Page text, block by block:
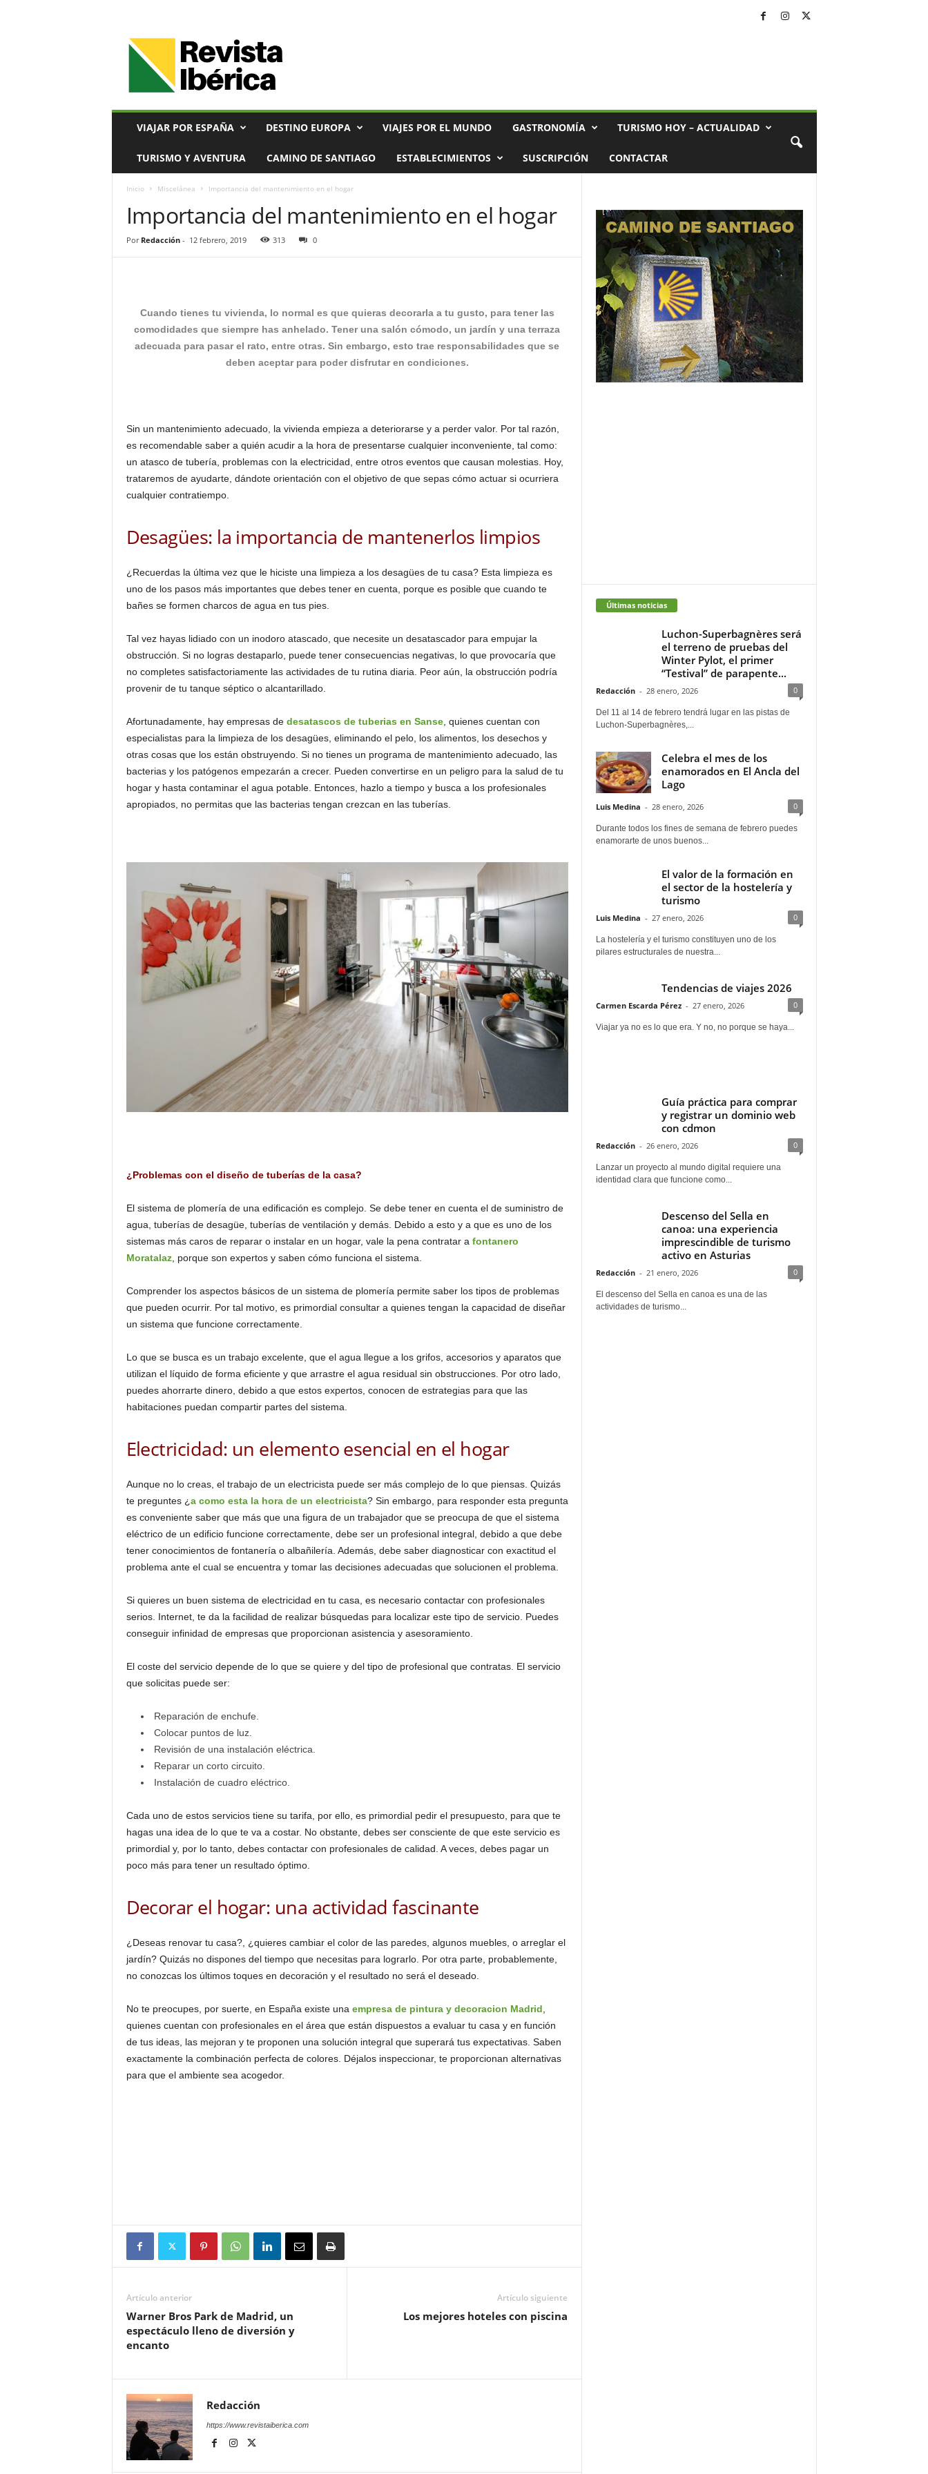
VIAJAR POR ESPAÑA DESTINO EUROPA VIAJES POR EL MUNDO GASTRONOMÍA TURISMO HOY – ACTUALIDAD
TURISMO Y AVENTURA CAMINO DE SANTIAGO ESTABLECIMIENTOS SUSCRIPCIÓN CONTACTAR
Inicio Miscelánea Importancia del mantenimiento en el hogar
Importancia del mantenimiento en el hogar
Por Redacción- 12 febrero, 2019 313 0
Cuando tienes tu vivienda, lo normal es que quieras decorarla a tu gusto, para tener las
comodidades que siempre has anhelado. Tener una salón cómodo, un jardín y una terraza
adecuada para pasar el rato, entre otras. Sin embargo, esto trae responsabilidades que se
deben aceptar para poder disfrutar en condiciones.
Sin un mantenimiento adecuado, la vivienda empieza a deteriorarse y a perder valor. Por tal razón,
es recomendable saber a quién acudir a la hora de presentarse cualquier inconveniente, tal como:
un atasco de tubería, problemas con la electricidad, entre otros eventos que causan molestias. Hoy,
trataremos de ayudarte, dándote orientación con el objetivo de que sepas cómo actuar si ocurriera
cualquier contratiempo.
Desagües: la importancia de mantenerlos limpios
¿Recuerdas la última vez que le hiciste una limpieza a los desagües de tu casa? Esta limpieza es
uno de los pasos más importantes que debes tener en cuenta, porque es posible que cuando te
bañes se formen charcos de agua en tus pies.
Tal vez hayas lidiado con un inodoro atascado, que necesite un desatascador para empujar la
obstrucción. Si no logras destaparlo, puede tener consecuencias negativas, lo que provocaría que
no completes satisfactoriamente las actividades de tu rutina diaria. Peor aún, la obstrucción podría
provenir de tu tanque séptico o alcantarillado.
Afortunadamente, hay empresas de desatascos de tuberias en Sanse, quienes cuentan con
especialistas para la limpieza de los desagües, eliminando el pelo, los alimentos, los desechos y
otras cosas que los están obstruyendo. Si no tienes un programa de mantenimiento adecuado, las
bacterias y los patógenos empezarán a crecer. Pueden convertirse en un peligro para la salud de tu
hogar y hasta contaminar el agua potable. Entonces, hazlo a tiempo y busca a los profesionales
apropiados, no permitas que las bacterias tengan crezcan en las tuberías.
¿Problemas con el diseño de tuberías de la casa?
El sistema de plomería de una edificación es complejo. Se debe tener en cuenta el de suministro de
agua, tuberías de desagüe, tuberías de ventilación y demás. Debido a esto y a que es uno de los
sistemas más caros de reparar o instalar en un hogar, vale la pena contratar a fontanero
Moratalaz, porque son expertos y saben cómo funciona el sistema.
Comprender los aspectos básicos de un sistema de plomería permite saber los tipos de problemas
que pueden ocurrir. Por tal motivo, es primordial consultar a quienes tengan la capacidad de diseñar
un sistema que funcione correctamente.
Lo que se busca es un trabajo excelente, que el agua llegue a los grifos, accesorios y aparatos que
utilizan el líquido de forma eficiente y que arrastre el agua residual sin obstrucciones. Por otro lado,
puedes ahorrarte dinero, debido a que estos expertos, conocen de estrategias para que las
habitaciones puedan compartir partes del sistema.
Electricidad: un elemento esencial en el hogar
Aunque no lo creas, el trabajo de un electricista puede ser más complejo de lo que piensas. Quizás
te preguntes ¿a como esta la hora de un electricista? Sin embargo, para responder esta pregunta
es conveniente saber que más que una figura de un trabajador que se preocupa de que el sistema
eléctrico de un edificio funcione correctamente, debe ser un profesional integral, debido a que debe
tener conocimientos de fontanería o albañilería. Además, debe saber diagnosticar con exactitud el
problema ante el cual se encuentra y tomar las decisiones adecuadas que solucionen el problema.
Si quieres un buen sistema de electricidad en tu casa, es necesario contactar con profesionales
serios. Internet, te da la facilidad de realizar búsquedas para localizar este tipo de servicio. Puedes
conseguir infinidad de empresas que proporcionan asistencia y asesoramiento.
El coste del servicio depende de lo que se quiere y del tipo de profesional que contratas. El servicio
que solicitas puede ser:
Reparación de enchufe.
Colocar puntos de luz.
Revisión de una instalación eléctrica.
Reparar un corto circuito.
Instalación de cuadro eléctrico.
Cada uno de estos servicios tiene su tarifa, por ello, es primordial pedir el presupuesto, para que te
hagas una idea de lo que te va a costar. No obstante, debes ser consciente de que este servicio es
primordial y, por lo tanto, debes contactar con profesionales de calidad. A veces, debes pagar un
poco más para tener un resultado óptimo.
Decorar el hogar: una actividad fascinante
¿Deseas renovar tu casa?, ¿quieres cambiar el color de las paredes, algunos muebles, o arreglar el
jardín? Quizás no dispones del tiempo que necesitas para lograrlo. Por otra parte, probablemente,
no conozcas los últimos toques en decoración y el resultado no será el deseado.
No te preocupes, por suerte, en España existe una empresa de pintura y decoracion Madrid
quienes cuentan con profesionales en el área que están dispuestos a evaluar tu casa y en función
de tus ideas, las mejoran y te proponen una solución integral que superará tus expectativas. Saben
exactamente la combinación perfecta de colores. Déjalos inspeccionar, te proporcionan alternativas
para que el ambiente sea acogedor.
Artículo anterior
Warner Bros Park de Madrid, un
espectáculo lleno de diversión y
encanto
Artículo siguiente
Los mejores hoteles con piscina
Redacción
https://www.revistaiberica.com
Últimas noticias
Luchon-Superbagnères será
el terreno de pruebas del
Winter Pylot, el primer
“Testival” de parapente...
Redacción - 28 enero, 2026 0
Del 11 al 14 de febrero tendrá lugar en las pistas de
Luchon-Superbagnères,...
Celebra el mes de los
enamorados en El Ancla del
Lago
Luis Medina - 28 enero, 2026 0
Durante todos los fines de semana de febrero puedes
enamorarte de unos buenos...
El valor de la formación en
el sector de la hostelería y
turismo
Luis Medina - 27 enero, 2026 0
La hostelería y el turismo constituyen uno de los
pilares estructurales de nuestra...
Tendencias de viajes 2026
Carmen Escarda Pérez - 27 enero, 2026 0
Viajar ya no es lo que era. Y no, no porque se haya...
Guía práctica para comprar
y registrar un dominio web
con cdmon
Redacción - 26 enero, 2026 0
Lanzar un proyecto al mundo digital requiere una
identidad clara que funcione como...
Descenso del Sella en
canoa: una experiencia
imprescindible de turismo
activo en Asturias
Redacción - 21 enero, 2026 0
El descenso del Sella en canoa es una de las
actividades de turismo...